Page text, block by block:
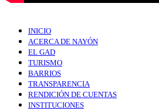
INICIO
ACERCA DE NAYÓN
EL GAD
TURISMO
BARRIOS
TRANSPARENCIA
RENDICIÓN DE CUENTAS
INSTITUCIONES